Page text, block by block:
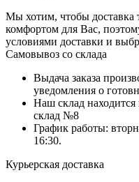
Мы хотим, чтобы доставка
комфортом для Вас,
условиями доставки и
Самовывоз со склада
Выдача заказа
уведомления о
Наш склад находится
склад №8
График работы:
16:30.
Курьерская доставка